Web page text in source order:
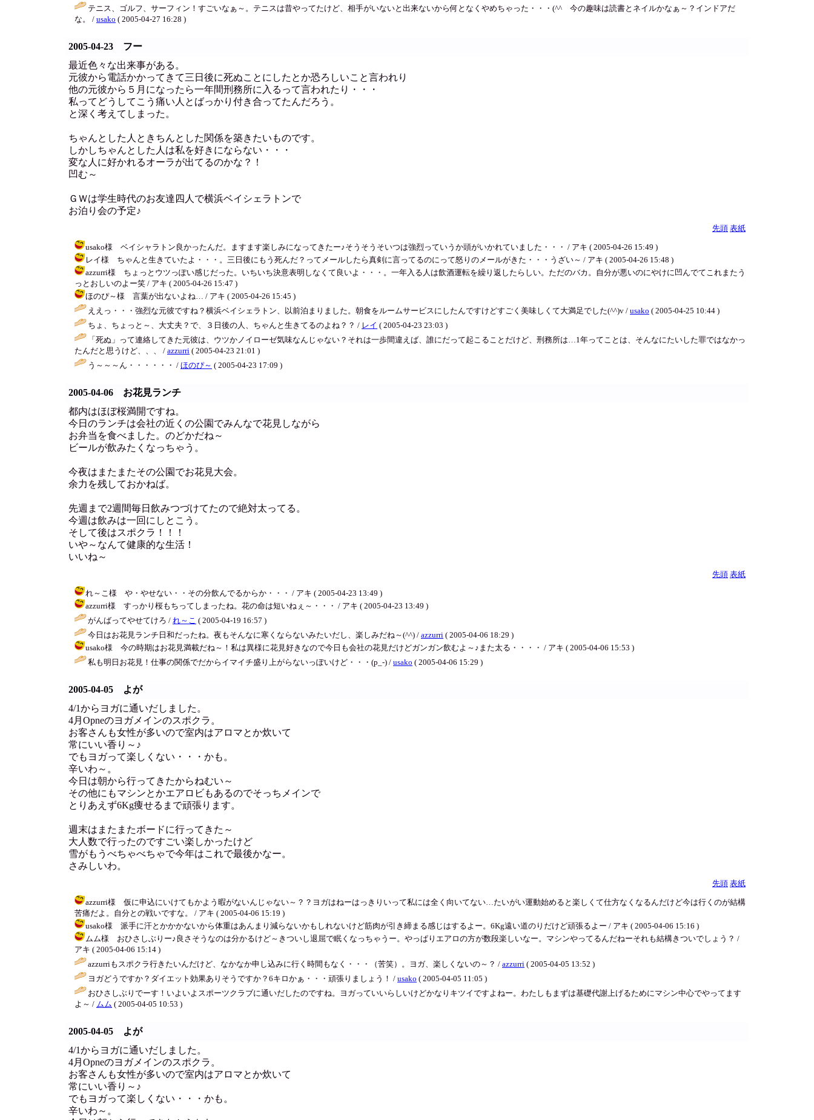
テニス、ゴルフ、サーフィン！すごいなぁ～。テニスは昔やってたけど、相手がいないと出来ないから何となくやめちゃった・・・(^^ゞ今の趣味は読書とネイルかなぁ～？インドアだ
な。 / usako ( 2005-04-27 16:28 )
2005-04-23 フー
最近色々な出来事がある。
元彼から電話かかってきて三日後に死ぬことにしたとか恐ろしいこと言われり
他の元彼から５月になったら一年間刑務所に入るって言われたり・・・
私ってどうしてこう痛い人とばっかり付き合ってたんだろう。
と深く考えてしまった。
ちゃんとした人ときちんとした関係を築きたいものです。
しかしちゃんとした人は私を好きにならない・・・
変な人に好かれるオーラが出てるのかな？！
凹む～
ＧＷは学生時代のお友達四人で横浜ベイシェラトンで
お泊り会の予定♪
先頭 表紙
usako様 ベイシャラトン良かったんだ。ますます楽しみになってきたー♪そうそうそいつは強烈っていうか頭がいかれていました・・・ / アキ ( 2005-04-26 15:49 )
レイ様 ちゃんと生きていたよ・・・。三日後にもう死んだ？ってメールしたら真剣に言ってるのにって怒りのメールがきた・・・うざい～ / アキ ( 2005-04-26 15:48 )
azzurri様 ちょっとウツっぽい感じだった。いちいち決意表明しなくて良いよ・・・。一年入る人は飲酒運転を繰り返したらしい。ただのバカ。自分が悪いのにやけに凹んでてこれまたう
っとおしいのよー笑 / アキ ( 2005-04-26 15:47 )
ほのぴ～様 言葉が出ないよね… / アキ ( 2005-04-26 15:45 )
ええっ・・・強烈な元彼ですね？横浜ベイシェラトン、以前泊まりました。朝食をルームサービスにしたんですけどすごく美味しくて大満足でした(^^)v / usako ( 2005-04-25 10:44 )
ちょ、ちょっと～、大丈夫？で、３日後の人、ちゃんと生きてるのよね？？ / レイ ( 2005-04-23 23:03 )
「死ぬ」って連絡してきた元彼は、ウツかノイローゼ気味なんじゃない？それは一歩間違えば、誰にだって起こることだけど、刑務所は…1年ってことは、そんなにたいした罪ではなかっ
たんだと思うけど、、、 / azzurri ( 2005-04-23 21:01 )
う～～～ん・・・・・・ / ほのぴ～ ( 2005-04-23 17:09 )
2005-04-06 お花見ランチ
都内はほぼ桜満開ですね。
今日のランチは会社の近くの公園でみんなで花見しながら
お弁当を食べました。のどかだね～
ビールが飲みたくなっちゃう。
今夜はまたまたその公園でお花見大会。
余力を残しておかねば。
先週まで2週間毎日飲みつづけてたので絶対太ってる。
今週は飲みは一回にしとこう。
そして後はスポクラ！！！
いや～なんて健康的な生活！
いいね～
先頭 表紙
れ～こ様 や・やせない・・その分飲んでるからか・・・ / アキ ( 2005-04-23 13:49 )
azzurri様 すっかり桜もちってしまったね。花の命は短いねぇ～・・・ / アキ ( 2005-04-23 13:49 )
がんばってやせてけろ / れ～こ ( 2005-04-19 16:57 )
今日はお花見ランチ日和だったね。夜もそんなに寒くならないみたいだし、楽しみだね～(^^) / azzurri ( 2005-04-06 18:29 )
usako様 今の時期はお花見満載だね～！私は異様に花見好きなので今日も会社の花見だけどガンガン飲むよ～♪また太る・・・・ / アキ ( 2005-04-06 15:53 )
私も明日お花見！仕事の関係でだからイマイチ盛り上がらないっぽいけど・・・(p_-) / usako ( 2005-04-06 15:29 )
2005-04-05 よが
4/1からヨガに通いだしました。
4月Opneのヨガメインのスポクラ。
お客さんも女性が多いので室内はアロマとか炊いて
常にいい香り～♪
でもヨガって楽しくない・・・かも。
辛いわ～。
今日は朝から行ってきたからねむい～
その他にもマシンとかエアロビもあるのでそっちメインで
とりあえず6Kg痩せるまで頑張ります。
週末はまたまたボードに行ってきた～
大人数で行ったのですごい楽しかったけど
雪がもうべちゃべちゃで今年はこれで最後かなー。
さみしいわ。
先頭 表紙
azzurri様 仮に申込にいけてもかよう暇がないんじゃない～？？ヨガはねーはっきりいって私には全く向いてない…たいがい運動始めると楽しくて仕方なくなるんだけど今は行くのが結構
苦痛だよ。自分との戦いですな。 / アキ ( 2005-04-06 15:19 )
usako様 派手に汗とかかかないから体重はあんまり減らないかもしれないけど筋肉が引き締まる感じはするよー。6Kg遠い道のりだけど頑張るよー / アキ ( 2005-04-06 15:16 )
ムム様 おひさしぶりー♪良さそうなのは分かるけど～きついし退屈で眠くなっちゃうー。やっぱりエアロの方が数段楽しいなー。マシンやってるんだねーそれも結構きついでしょう？ /
アキ ( 2005-04-06 15:14 )
azzurriもスポクラ行きたいんだけど、なかなか申し込みに行く時間もなく・・・（苦笑）。ヨガ、楽しくないの～？ / azzurri ( 2005-04-05 13:52 )
ヨガどうですか？ダイエット効果ありそうですか？6キロかぁ・・・頑張りましょう！ / usako ( 2005-04-05 11:05 )
おひさしぶりでーす！いよいよスポーツクラブに通いだしたのですね。ヨガっていいらしいけどかなりキツイですよねー。わたしもまずは基礎代謝上げるためにマシン中心でやってます
よ～ / ムム ( 2005-04-05 10:53 )
2005-04-05 よが
4/1からヨガに通いだしました。
4月Opneのヨガメインのスポクラ。
お客さんも女性が多いので室内はアロマとか炊いて
常にいい香り～♪
でもヨガって楽しくない・・・かも。
辛いわ～。